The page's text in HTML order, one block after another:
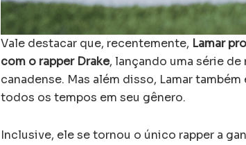
Vale destacar que, recentemente, Lamar
com o rapper Drake, lançando uma série
canadense. Mas além disso, Lamar
todos os tempos em seu gênero.
Inclusive, ele se tornou o único rapper a